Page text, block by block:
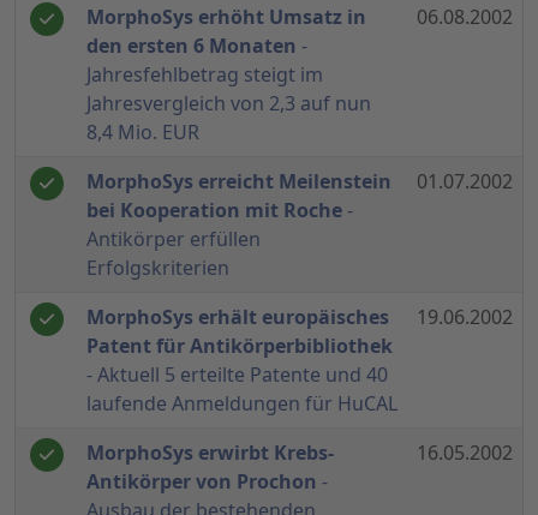
MorphoSys erhöht Umsatz in
den ersten 6 Monaten -
Jahresfehlbetrag steigt im
Jahresvergleich von 2,3 auf nun
8,4 Mio. EUR
06.08.2002
MorphoSys erreicht Meilenstein
bei Kooperation mit Roche -
Antikörper erfüllen
Erfolgskriterien
01.07.2002
MorphoSys erhält europäisches
Patent für Antikörperbibliothek
- Aktuell 5 erteilte Patente und 40
laufende Anmeldungen für HuCAL
19.06.2002
MorphoSys erwirbt Krebs-
Antikörper von Prochon -
16.05.2002